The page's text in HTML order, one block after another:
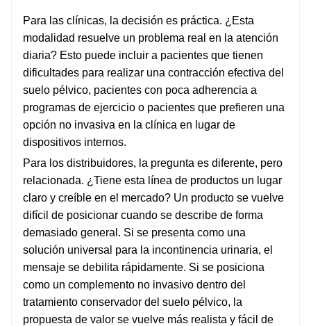
Para las clínicas, la decisión es práctica. ¿Esta
modalidad resuelve un problema real en la atención
diaria? Esto puede incluir a pacientes que tienen
dificultades para realizar una contracción efectiva del
suelo pélvico, pacientes con poca adherencia a
programas de ejercicio o pacientes que prefieren una
opción no invasiva en la clínica en lugar de
dispositivos internos.
Para los distribuidores, la pregunta es diferente, pero
relacionada. ¿Tiene esta línea de productos un lugar
claro y creíble en el mercado? Un producto se vuelve
difícil de posicionar cuando se describe de forma
demasiado general. Si se presenta como una
solución universal para la incontinencia urinaria, el
mensaje se debilita rápidamente. Si se posiciona
como un complemento no invasivo dentro del
tratamiento conservador del suelo pélvico, la
propuesta de valor se vuelve más realista y fácil de